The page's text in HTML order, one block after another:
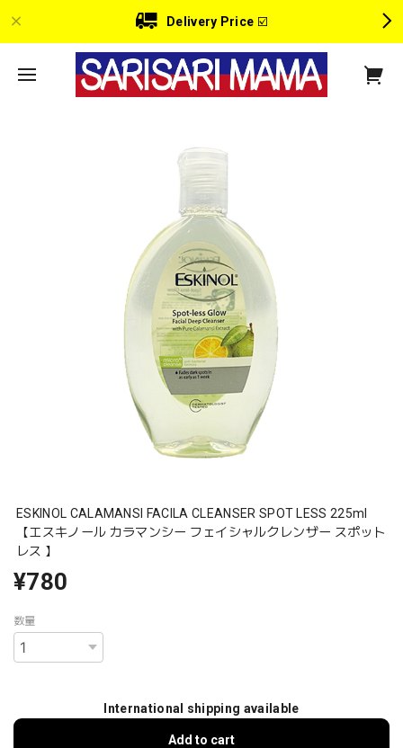
Delivery Price ☑️
ESKINOL CALAMANSI FACILA CLEANSER SPOT LESS 225ml
【エスキノール カラマンシー フェイシャルクレンザー スポット
レス 】
¥780
数量
International shipping available
Add to cart